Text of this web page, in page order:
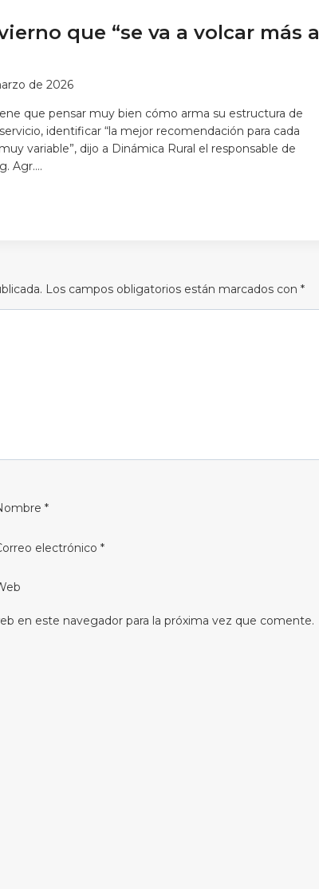
que “se va a volcar más a
de 2026
que pensar muy bien cómo arma su estructura de
identificar “la mejor recomendación para cada
variable”, dijo a Dinámica Rural el responsable de
Agr….
Los campos obligatorios están marcados con *
*
electrónico *
en este navegador para la próxima vez que comente.